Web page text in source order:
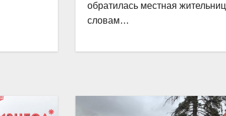
обратилась местная
словам…